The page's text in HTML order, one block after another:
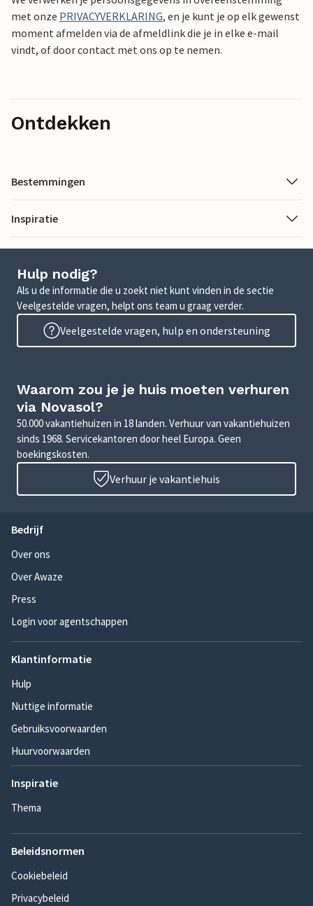
met onze PRIVACYVERKLARING, en je kunt je op elk gewenst
moment afmelden via de afmeldlink die je in elke e-mail
vindt, of door contact met ons op te nemen.
Ontdekken
Bestemmingen
Inspiratie
Hulp nodig?
Als u de informatie die u zoekt niet kunt vinden in de sectie
Veelgestelde vragen, helpt ons team u graag verder.
Veelgestelde vragen, hulp en ondersteuning
Waarom zou je je huis moeten verhuren
via Novasol?
50.000 vakantiehuizen in 18 landen. Verhuur van vakantiehuizen
sinds 1968. Servicekantoren door heel Europa. Geen
boekingskosten.
Verhuur je vakantiehuis
Bedrijf
Over ons
Over Awaze
Press
Login voor agentschappen
Klantinformatie
Hulp
Nuttige informatie
Gebruiksvoorwaarden
Huurvoorwaarden
Inspiratie
Thema
Beleidsnormen
Cookiebeleid
Privacybeleid